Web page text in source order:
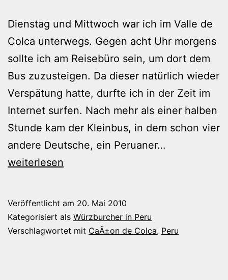
Dienstag und Mittwoch war ich im Valle de
Colca unterwegs. Gegen acht Uhr morgens
sollte ich am Reisebüro sein, um dort dem
Bus zuzusteigen. Da dieser natürlich wieder
Verspätung hatte, durfte ich in der Zeit im
Internet surfen. Nach mehr als einer halben
Stunde kam der Kleinbus, in dem schon vier
andere Deutsche, ein Peruaner…
weiterlesen
Veröffentlicht am 20. Mai 2010
Kategorisiert als Würzburcher in Peru
Verschlagwortet mit CaÃ±on de Colca, Peru